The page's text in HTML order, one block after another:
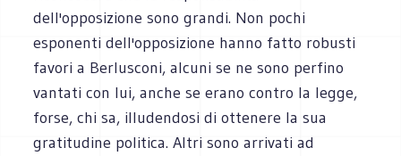
dell'opposizione sono grandi. Non pochi
esponenti dell'opposizione hanno fatto robusti
favori a Berlusconi, alcuni se ne sono perfino
vantati con lui, anche se erano contro la legge,
forse, chi sa, illudendosi di ottenere la sua
gratitudine politica. Altri sono arrivati ad